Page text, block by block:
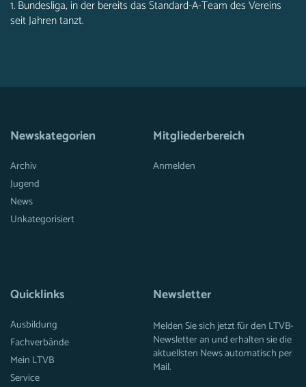
1. Bundesliga, in der bereits das Standard-A-Team des Vereins
seit Jahren tanzt.
Newskategorien
Archiv
Jugend
News
Unkategorisiert
Mitgliederbereich
Anmelden
Quicklinks
Ausbildung
Fachverbände
Mein LTVB
Service
Newsletter
Melden Sie sich jetzt für den LTVB-
Newsletter an und erhalten sie die
aktuellsten News automatisch per
Mail.